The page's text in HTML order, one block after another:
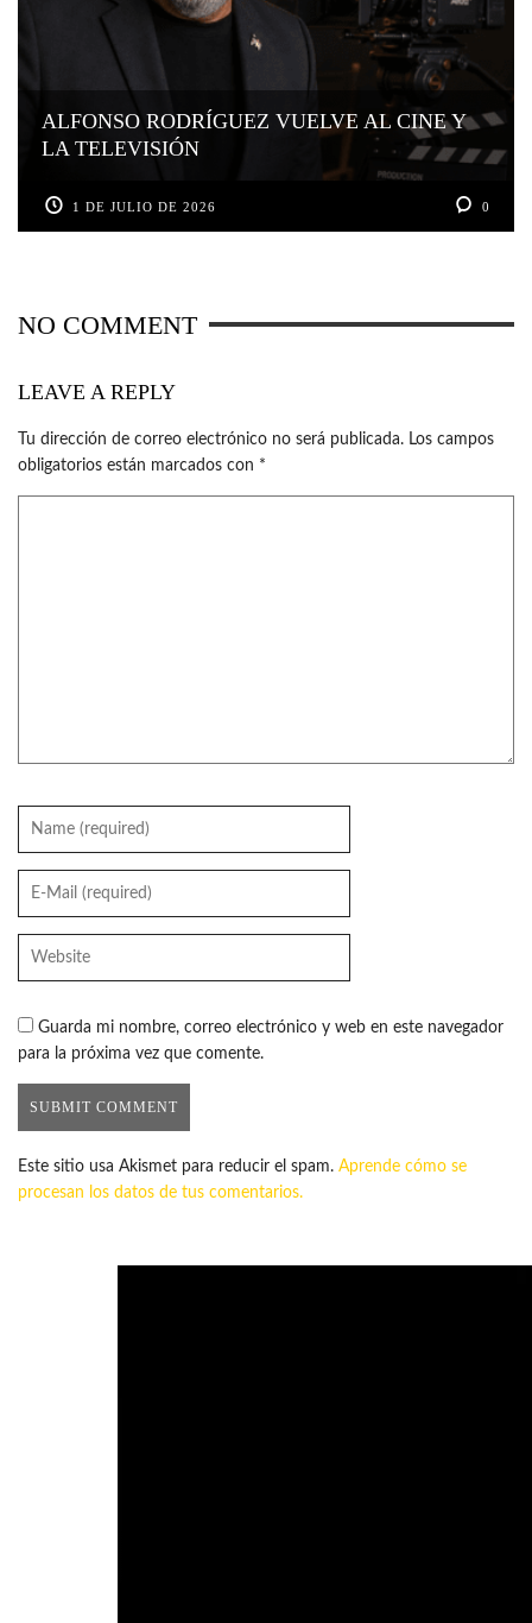
ALFONSO RODRÍGUEZ VUELVE AL CINE Y
LA TELEVISIÓN
1 DE JULIO DE 2026 0
NO COMMENT
LEAVE A REPLY
Tu dirección de correo electrónico no será publicada. Los campos
obligatorios están marcados con *
Guarda mi nombre, correo electrónico y web en este navegador
para la próxima vez que comente.
Este sitio usa Akismet para reducir el spam. Aprende cómo se
procesan los datos de tus comentarios.